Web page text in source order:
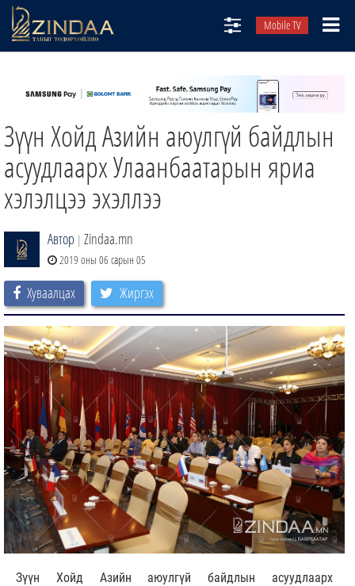
Mobile TV
ТВ8
ӨГЛӨӨНИЙ СОНИН
АУДИО ЗОХИОЛ
ЗИНДАА СЭТГҮҮЛ
Зүүн Хойд Азийн аюулгүй байдлын
асуудлаарх Улаанбаатарын яриа
хэлэлцээ эхэллээ
Автор | Zindaa.mn
2019 оны 06 сарын 05
Хуваалцах Жиргэх
Зүүн Хойд Азийн аюулгүй байдлын асуудлаарх